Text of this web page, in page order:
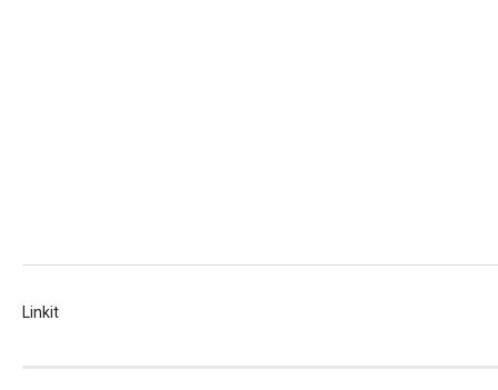
Linkit